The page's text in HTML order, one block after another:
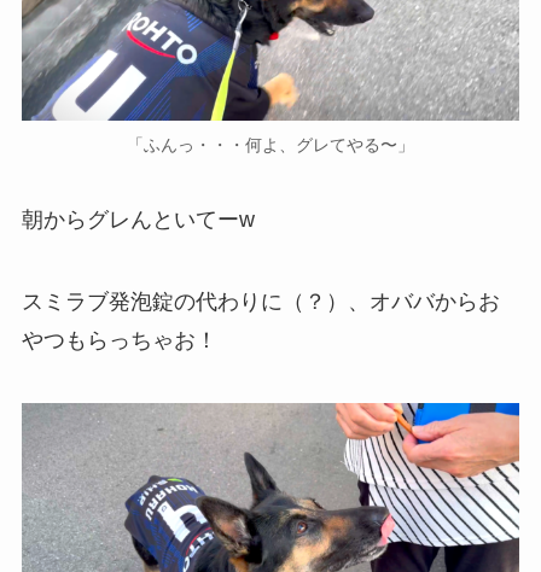
「ふんっ・・・何よ、グレてやる〜」
朝からグレんといてーw
スミラブ発泡錠の代わりに（？）、オババからお
やつもらっちゃお！